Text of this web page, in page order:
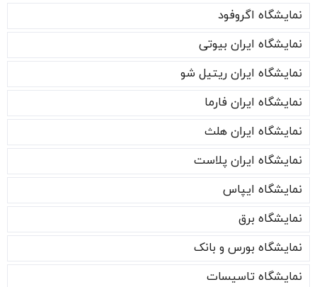
نمایشگاه اگروفود
نمایشگاه ایران بیوتی
نمایشگاه ایران ریتیل شو
نمایشگاه ایران فارما
نمایشگاه ایران هلث
نمایشگاه ایران پلاست
نمایشگاه ایپاس
نمایشگاه برق
نمایشگاه بورس و بانک
نمایشگاه تاسیسات